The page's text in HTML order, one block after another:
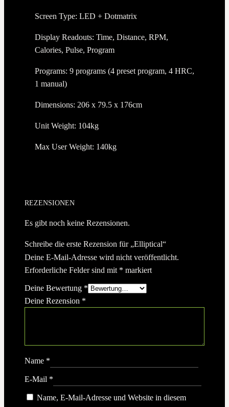
Screen Type: LED + Dotmatrix
Display Readouts: Time, Distance, RPM,
Calories, Pulse, Program
Programs: 9 programs (4 preset program, 4 HRC,
1 manual)
Dimensions: 206 x 79.5 x 176cm
Unit Weight: 104kg
Max User Weight: 140kg
REZENSIONEN
Es gibt noch keine Rezensionen.
Schreibe die erste Rezension für „Elliptical“
Deine E-Mail-Adresse wird nicht veröffentlicht.
Erforderliche Felder sind mit * markiert
Deine Bewertung *
Deine Rezension *
Name *
E-Mail *
Name, E-Mail-Adresse und Website in diesem